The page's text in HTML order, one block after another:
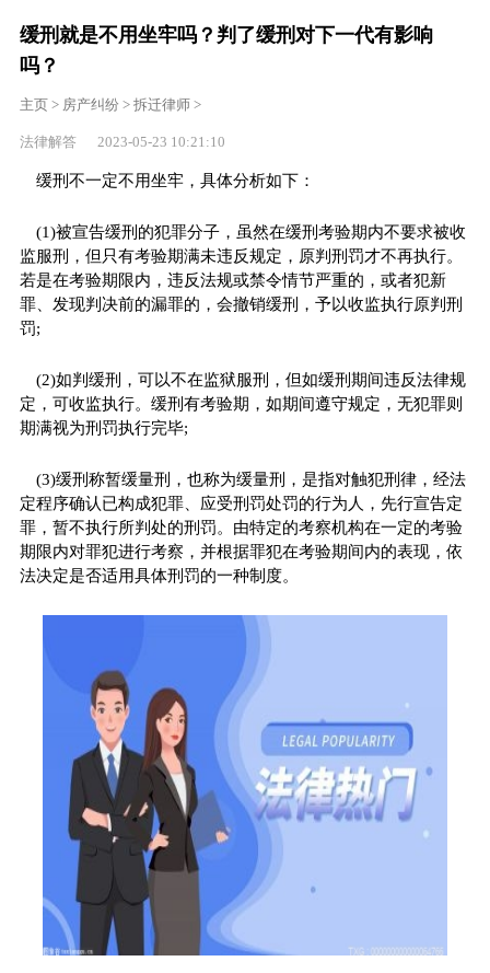
缓刑就是不用坐牢吗？判了缓刑对下一代有影响
吗？
主页> 房产纠纷 > 拆迁律师>
法律解答 2023-05-23 10:21:10
缓刑不一定不用坐牢，具体分析如下：
(1)被宣告缓刑的犯罪分子，虽然在缓刑考验期内不要求被收
监服刑，但只有考验期满未违反规定，原判刑罚才不再执行。
若是在考验期限内，违反法规或禁令情节严重的，或者犯新
罪、发现判决前的漏罪的，会撤销缓刑，予以收监执行原判刑
罚;
(2)如判缓刑，可以不在监狱服刑，但如缓刑期间违反法律规
定，可收监执行。缓刑有考验期，如期间遵守规定，无犯罪则
期满视为刑罚执行完毕;
(3)缓刑称暂缓量刑，也称为缓量刑，是指对触犯刑律，经法
定程序确认已构成犯罪、应受刑罚处罚的行为人，先行宣告定
罪，暂不执行所判处的刑罚。由特定的考察机构在一定的考验
期限内对罪犯进行考察，并根据罪犯在考验期间内的表现，依
法决定是否适用具体刑罚的一种制度。